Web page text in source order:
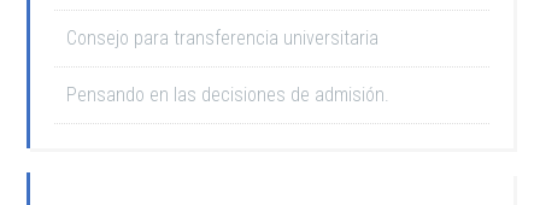
Consejo para transferencia universitaria
Pensando en las decisiones de admisión.